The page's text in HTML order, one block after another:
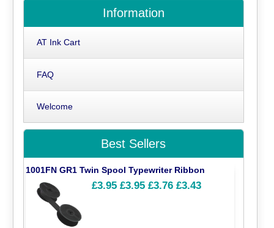
Information
AT Ink Cart
FAQ
Welcome
Best Sellers
1001FN GR1 Twin Spool Typewriter Ribbon
£3.95 £3.95 £3.76 £3.43